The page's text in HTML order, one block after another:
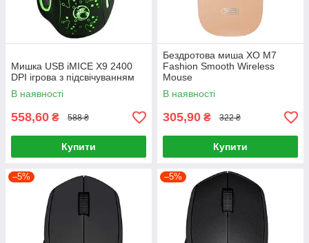
Мишка USB iMICE X9 2400
DPI ігрова з підсвічуванням
В наявності
558,60 ₴ 588 ₴
Купити
Бездротова миша XO M7
Fashion Smooth Wireless
Mouse
В наявності
305,90 ₴ 322 ₴
Купити
–5% –5%